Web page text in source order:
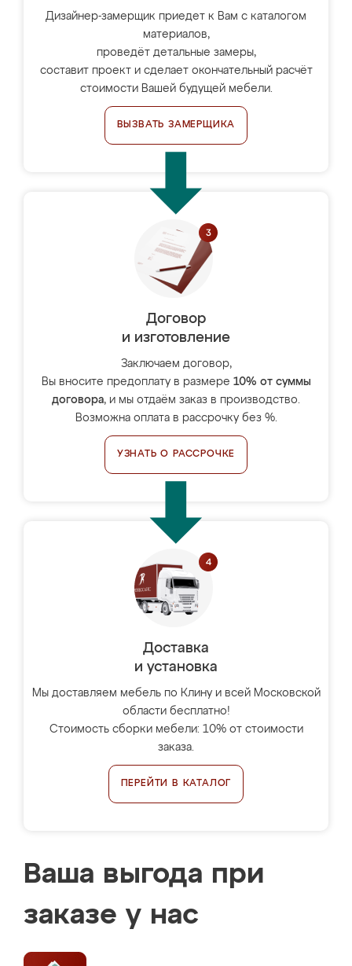
Дизайнер-замерщик приедет к Вам с каталогом
материалов,
проведёт детальные замеры,
составит проект и сделает окончательный расчёт
стоимости Вашей будущей мебели.
ВЫЗВАТЬ ЗАМЕРЩИКА
Договор
и изготовление
Заключаем договор,
Вы вносите предоплату в размере 10% от суммы
договора, и мы отдаём заказ в производство.
Возможна оплата в рассрочку без %.
УЗНАТЬ О РАССРОЧКЕ
Доставка
и установка
Мы доставляем мебель по Клину и всей Московской
области бесплатно!
Стоимость сборки мебели: 10% от стоимости
заказа.
ПЕРЕЙТИ В КАТАЛОГ
Ваша выгода при
заказе у нас